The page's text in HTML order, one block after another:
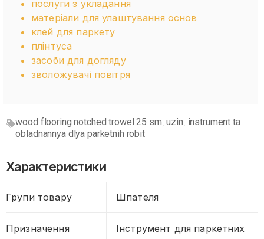
послуги з укладання
матеріали для улаштування основ
клей для паркету
плінтуса
засоби для догляду
зволожувачі повітря
wood flooring notched trowel 25 sm ,uzin instrument ta
obladnannya dlya parketnih robit
Характеристики
Групи товару Шпателя
Призначення
Інструмент для паркетних